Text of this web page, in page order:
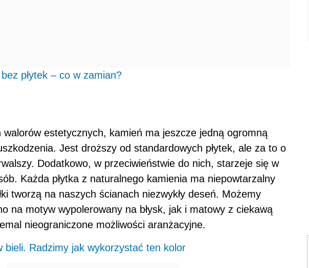
płytek – co w zamian?
walorów estetycznych, kamień ma jeszcze jedną ogromną
Jest droższy od standardowych płytek, ale za to o
Dodatkowo, w przeciwieństwie do nich, starzeje się w
Każda płytka z naturalnego kamienia ma niepowtarzalny
tworzą na naszych ścianach niezwykły deseń. Możemy
na motyw wypolerowany na błysk, jak i matowy z ciekawą
nieograniczone możliwości aranżacyjne.
bieli. Radzimy jak wykorzystać ten kolor